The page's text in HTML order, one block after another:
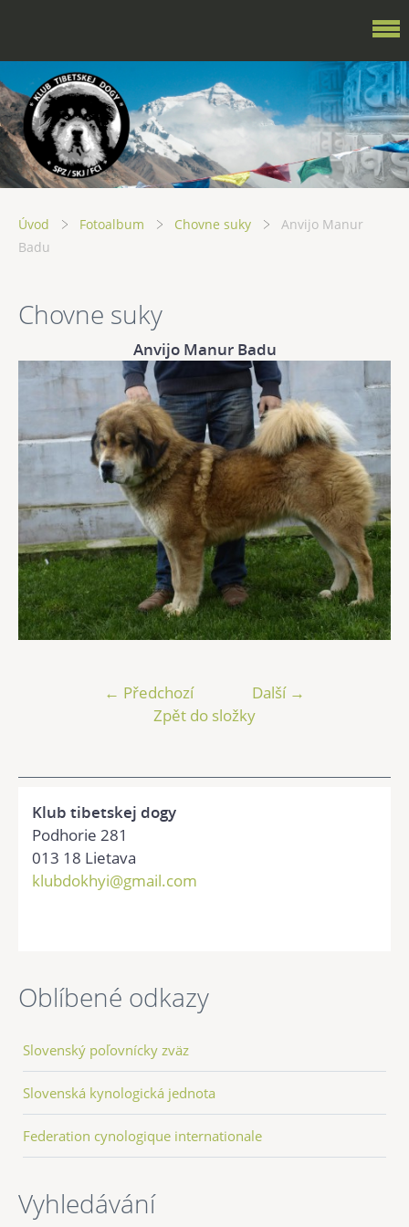
Úvod Fotoalbum Chovne suky
Anvijo Manur
Badu
Chovne suky
Anvijo Manur Badu
← Předchozí
Další →
Zpět do složky
Klub tibetskej dogy
Podhorie 281
013 18 Lietava
klubdokhyi@gmail.com
Oblíbené odkazy
Slovenský poľovnícky zväz
Slovenská kynologická jednota
Federation cynologique internationale
Vyhledávání